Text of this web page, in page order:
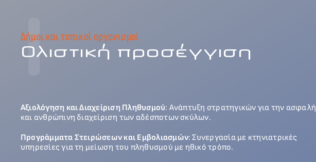
1
Δήμοι και τοπικοί οργανισμοί
Ολιστική προσέγγιση
Αξιολόγηση και Διαχείριση Πληθυσμού: Ανάπτυξη στρατηγικών για την ασφαλή
και ανθρώπινη διαχείριση των αδέσποτων σκύλων.
Προγράμματα Στειρώσεων και Εμβολιασμών: Συνεργασία με κτηνιατρικές
υπηρεσίες για τη μείωση του πληθυσμού με ηθικό τρόπο.